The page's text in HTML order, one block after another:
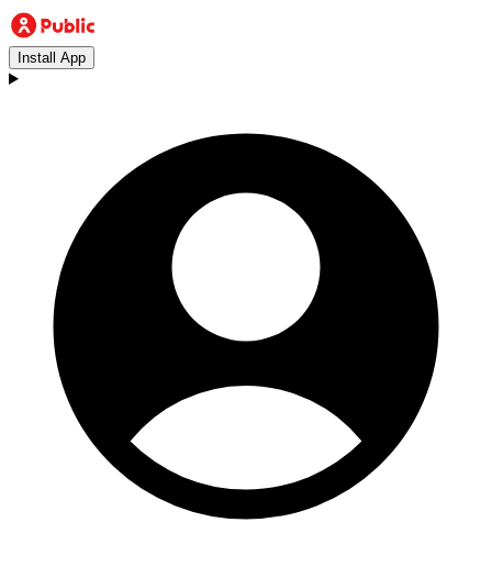
Install App